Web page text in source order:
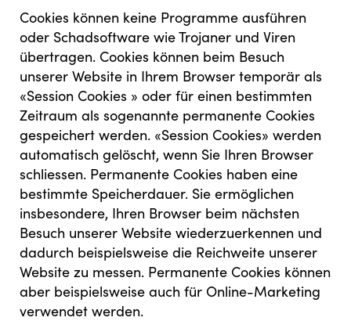
Cookies können keine Programme ausführen
oder Schadsoftware wie Trojaner und Viren
übertragen. Cookies können beim Besuch
unserer Website in Ihrem Browser temporär als
«Session Cookies » oder für einen bestimmten
Zeitraum als sogenannte permanente Cookies
gespeichert werden. «Session Cookies» werden
automatisch gelöscht, wenn Sie Ihren Browser
schliessen. Permanente Cookies haben eine
bestimmte Speicherdauer. Sie ermöglichen
insbesondere, Ihren Browser beim nächsten
Besuch unserer Website wiederzuerkennen und
dadurch beispielsweise die Reichweite unserer
Website zu messen. Permanente Cookies können
aber beispielsweise auch für Online-Marketing
verwendet werden.